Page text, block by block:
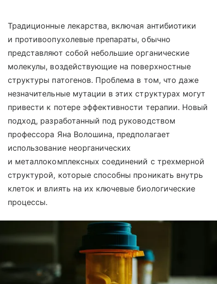
Традиционные лекарства, включая антибиотики
и противоопухолевые препараты, обычно
представляют собой небольшие органические
молекулы, воздействующие на поверхностные
структуры патогенов. Проблема в том, что даже
незначительные мутации в этих структурах могут
привести к потере эффективности терапии. Новый
подход, разработанный под руководством
профессора Яна Волошина, предполагает
использование неорганических
и металлокомплексных соединений с трехмерной
структурой, которые способны проникать внутрь
клеток и влиять на их ключевые биологические
процессы.